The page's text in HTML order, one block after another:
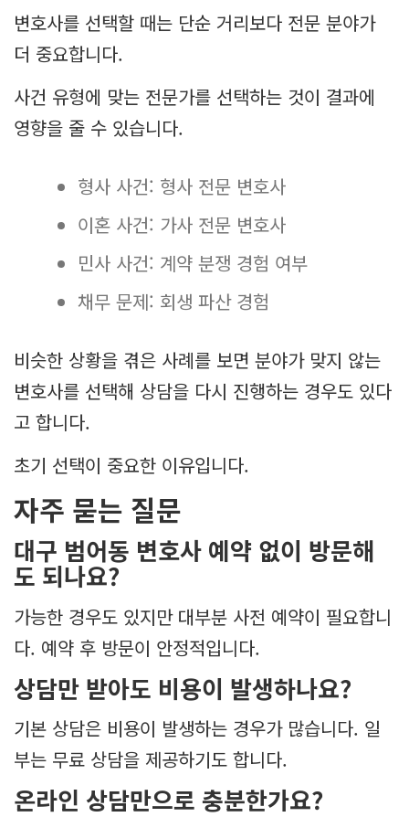
변호사를 선택할 때는 단순 거리보다 전문 분야가
더 중요합니다.
사건 유형에 맞는 전문가를 선택하는 것이 결과에
영향을 줄 수 있습니다.
형사 사건: 형사 전문 변호사
이혼 사건: 가사 전문 변호사
민사 사건: 계약 분쟁 경험 여부
채무 문제: 회생 파산 경험
비슷한 상황을 겪은 사례를 보면 분야가 맞지 않는
변호사를 선택해 상담을 다시 진행하는 경우도 있다
고 합니다.
초기 선택이 중요한 이유입니다.
자주 묻는 질문
대구 범어동 변호사 예약 없이 방문해
도 되나요?
가능한 경우도 있지만 대부분 사전 예약이 필요합니
다. 예약 후 방문이 안정적입니다.
상담만 받아도 비용이 발생하나요?
기본 상담은 비용이 발생하는 경우가 많습니다. 일
부는 무료 상담을 제공하기도 합니다.
온라인 상담만으로 충분한가요?